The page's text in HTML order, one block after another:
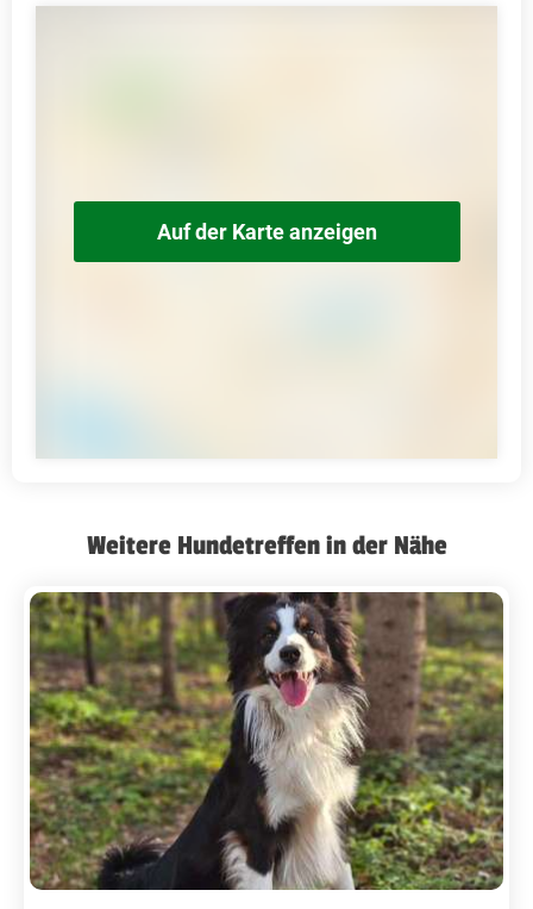
Auf der Karte anzeigen
Weitere Hundetreffen in der Nähe